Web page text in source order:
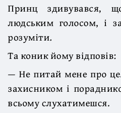
Принц здивувався,
людським голосом, і
розуміти.
Та коник йому відповів:
— Не питай мене про
захисником і
всьому слухатимешся.